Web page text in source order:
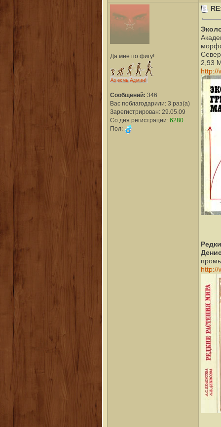
Да мне по фигу!
Сообщений: 346
Вас поблагодарили: 3 раз(а)
Зарегистрирован: 29.05.09
Со дня регистрации: 6280
Пол:
2,93
http://
http://